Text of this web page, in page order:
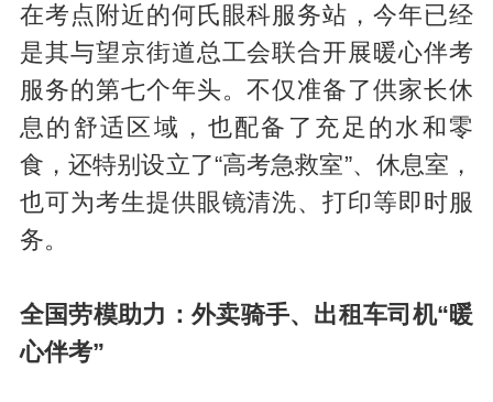
在考点附近的何氏眼科服务站，今年已经
是其与望京街道总工会联合开展暖心伴考
服务的第七个年头。不仅准备了供家长休
息的舒适区域，也配备了充足的水和零
食，还特别设立了“高考急救室”、休息室，
也可为考生提供眼镜清洗、打印等即时服
务。
全国劳模助力： 外卖骑手、出租车司机“暖
心伴考”